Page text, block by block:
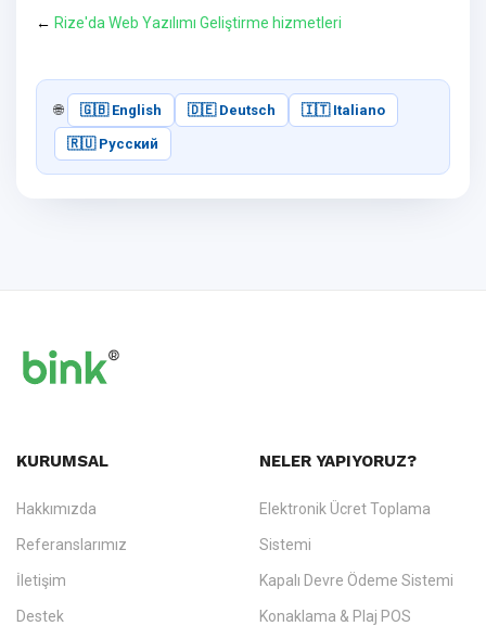
← Rize'da Web Yazılımı Geliştirme hizmetleri
🌐 🇬🇧 English 🇩🇪 Deutsch 🇮🇹 Italiano
🇷🇺 Русский
KURUMSAL
Hakkımızda
Referanslarımız
İletişim
Destek
NELER YAPIYORUZ?
Elektronik Ücret Toplama
Sistemi
Kapalı Devre Ödeme Sistemi
Konaklama & Plaj POS